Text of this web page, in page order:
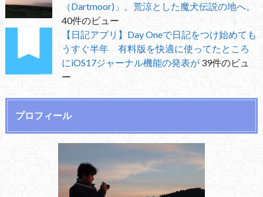
（Dartmoor)」。荒涼とした魔犬伝説の地へ。
40件のビュー
【日記アプリ】Day Oneで日記をつけ始めても
うすぐ半年 有料版を快適に使ってたところ
にiOS17ジャーナル機能の発表が 39件のビュ
ー
プロフィール